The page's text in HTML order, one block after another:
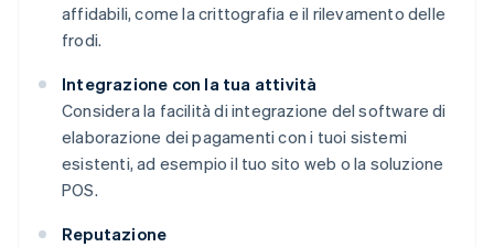
affidabili, come la crittografia e il rilevamento delle
frodi.
Integrazione con la tua attività
Considera la facilità di integrazione del software di
elaborazione dei pagamenti con i tuoi sistemi
esistenti, ad esempio il tuo sito web o la soluzione
POS.
Reputazione